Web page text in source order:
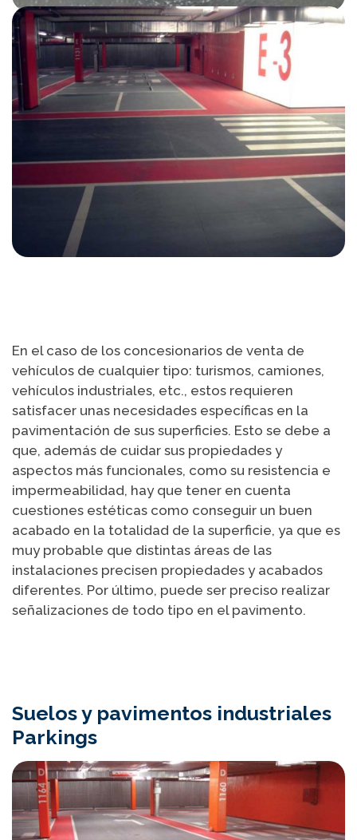
En el caso de los concesionarios de venta de
vehículos de cualquier tipo: turismos, camiones,
vehículos industriales, etc., estos requieren
satisfacer unas necesidades específicas en la
pavimentación de sus superficies. Esto se debe a
que, además de cuidar sus propiedades y
aspectos más funcionales, como su resistencia e
impermeabilidad, hay que tener en cuenta
cuestiones estéticas como conseguir un buen
acabado en la totalidad de la superficie, ya que es
muy probable que distintas áreas de las
instalaciones precisen propiedades y acabados
diferentes. Por último, puede ser preciso realizar
señalizaciones de todo tipo en el pavimento.
Suelos y pavimentos industriales
Parkings